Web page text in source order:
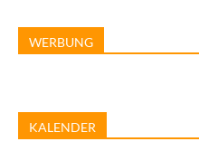
WERBUNG
KALENDER